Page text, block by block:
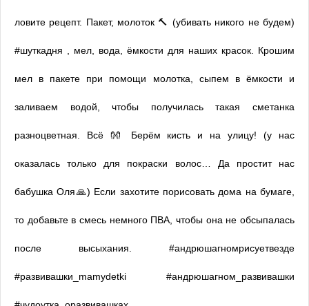
ловите рецепт. Пакет, молоток 🔨 (убивать никого не будем)
#шуткадня , мел, вода, ёмкости для наших красок. Крошим
мел в пакете при помощи молотка, сыпем в ёмкости и
заливаем водой, чтобы получилась такая сметанка
разноцветная. Всё 👐 Берём кисть и на улицу! (у нас
оказалась только для покраски волос… Да простит нас
бабушка Оля🙏) Если захотите порисовать дома на бумаге,
то добавьте в смесь немного ПВА, чтобы она не обсыпалась
после высыхания. #андрюшагномрисуетвезде
#развивашки_mamydetki #андрюшагном_развивашки